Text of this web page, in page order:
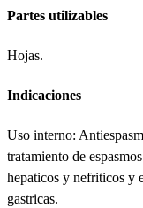
Partes utilizables
Hojas.
Indicaciones
Uso interno:
tratamiento de
hepaticos y nefriticos y
gastricas.